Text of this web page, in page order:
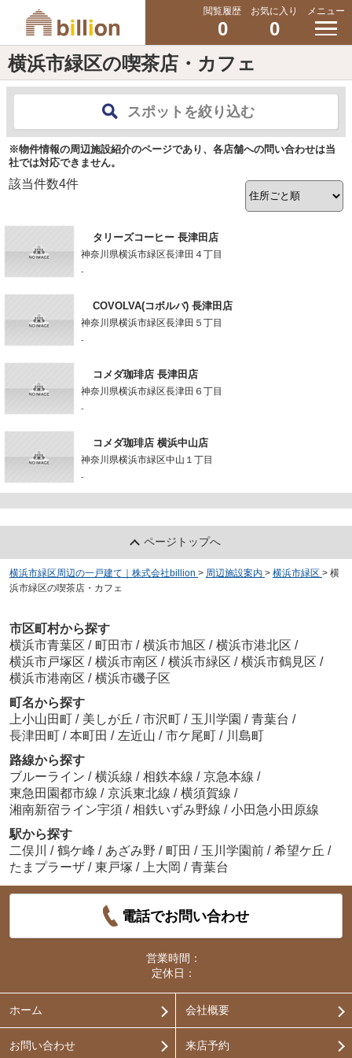
閲覧履歴
0
お気に入り
0
メニュー
横浜市緑区の喫茶店・カフェ
スポットを絞り込む
※物件情報の周辺施設紹介のページであり、各店舗への問い合わせは当
社では対応できません。
該当件数4件
タリーズコーヒー 長津田店
神奈川県横浜市緑区長津田４丁目
-
COVOLVA(コボルバ) 長津田店
神奈川県横浜市緑区長津田５丁目
-
コメダ珈琲店 長津田店
神奈川県横浜市緑区長津田６丁目
-
コメダ珈琲店 横浜中山店
神奈川県横浜市緑区中山１丁目
-
ページトップへ
横浜市緑区周辺の一戸建て｜株式会社billion > 周辺施設案内 > 横浜市緑区 > 横
浜市緑区の喫茶店・カフェ
市区町村から探す
横浜市青葉区 / 町田市 / 横浜市旭区 / 横浜市港北区 /
横浜市戸塚区 / 横浜市南区 / 横浜市緑区 / 横浜市鶴見区 /
横浜市港南区 / 横浜市磯子区
町名から探す
上小山田町 / 美しが丘 / 市沢町 / 玉川学園 / 青葉台 /
長津田町 / 本町田 / 左近山 / 市ケ尾町 / 川島町
路線から探す
ブルーライン / 横浜線 / 相鉄本線 / 京急本線 /
東急田園都市線 / 京浜東北線 / 横須賀線 /
湘南新宿ライン宇須 / 相鉄いずみ野線 / 小田急小田原線
駅から探す
二俣川
/ 鶴ケ峰 / あざみ野 / 町田 / 玉川学園前 / 希望ケ丘 /
たまプラーザ / 東戸塚 / 上大岡 / 青葉台
電話でお問い合わせ
営業時間：
定休日：
ホーム 会社概要
お問い合わせ 来店予約